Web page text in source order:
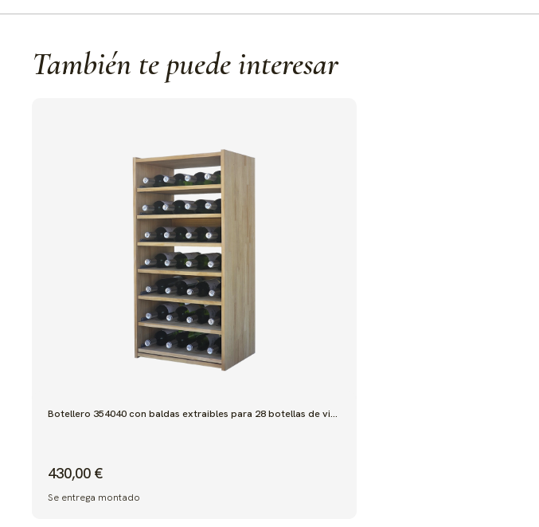
También te puede interesar
Botellero 354040 con baldas extraibles para 28 botellas de vino o cava.
430,00 €
Se entrega montado